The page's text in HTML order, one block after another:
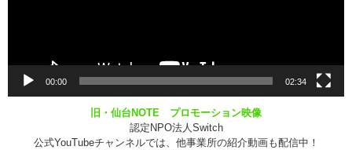
00:00 02:34
旧・仙台NOTE プロモーション映像
認定NPO法人Switch
公式YouTubeチャンネルでは、他事業所の紹介動画も配信中！